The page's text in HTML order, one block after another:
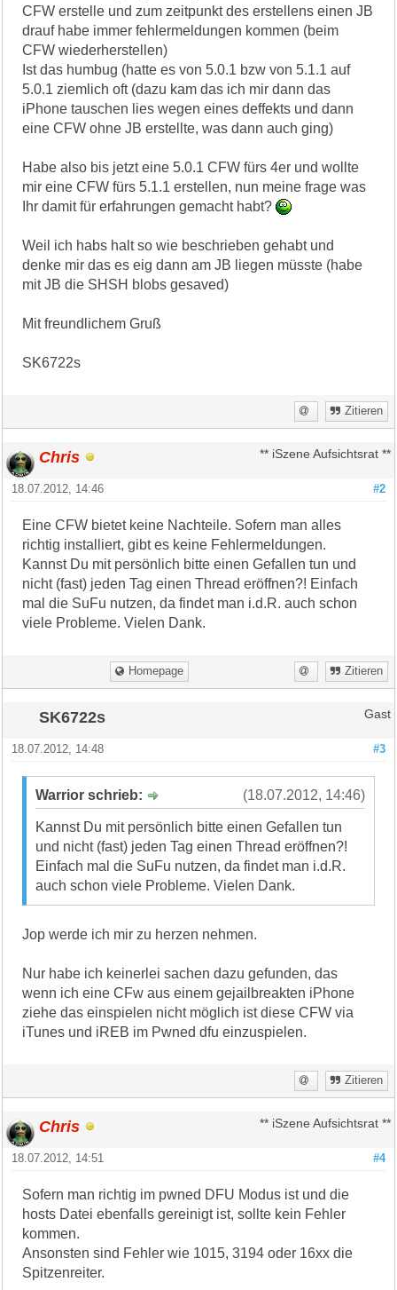
CFW erstelle und zum zeitpunkt des erstellens einen JB
drauf habe immer fehlermeldungen kommen (beim
CFW wiederherstellen)
Ist das humbug (hatte es von 5.0.1 bzw von 5.1.1 auf
5.0.1 ziemlich oft (dazu kam das ich mir dann das
iPhone tauschen lies wegen eines deffekts und dann
eine CFW ohne JB erstellte, was dann auch ging)
Habe also bis jetzt eine 5.0.1 CFW fürs 4er und wollte
mir eine CFW fürs 5.1.1 erstellen, nun meine frage was
Ihr damit für erfahrungen gemacht habt?
Weil ich habs halt so wie beschrieben gehabt und
denke mir das es eig dann am JB liegen müsste (habe
mit JB die SHSH blobs gesaved)
Mit freundlichem Gruß
SK6722s
Zitieren
Chris ** iSzene Aufsichtsrat **
#2
18.07.2012, 14:46
Eine CFW bietet keine Nachteile. Sofern man alles
richtig installiert, gibt es keine Fehlermeldungen.
Kannst Du mit persönlich bitte einen Gefallen tun und
nicht (fast) jeden Tag einen Thread eröffnen?! Einfach
mal die SuFu nutzen, da findet man i.d.R. auch schon
viele Probleme. Vielen Dank.
Homepage Zitieren
SK6722s Gast
#3
18.07.2012, 14:48
(18.07.2012, 14:46)
Warrior schrieb:
Kannst Du mit persönlich bitte einen Gefallen tun
und nicht (fast) jeden Tag einen Thread eröffnen?!
Einfach mal die SuFu nutzen, da findet man i.d.R.
auch schon viele Probleme. Vielen Dank.
Jop werde ich mir zu herzen nehmen.
Nur habe ich keinerlei sachen dazu gefunden, das
wenn ich eine CFw aus einem gejailbreakten iPhone
ziehe das einspielen nicht möglich ist diese CFW via
iTunes und iREB im Pwned dfu einzuspielen.
Zitieren
Chris ** iSzene Aufsichtsrat **
#4
18.07.2012, 14:51
Sofern man richtig im pwned DFU Modus ist und die
hosts Datei ebenfalls gereinigt ist, sollte kein Fehler
kommen.
Ansonsten sind Fehler wie 1015, 3194 oder 16xx die
Spitzenreiter.